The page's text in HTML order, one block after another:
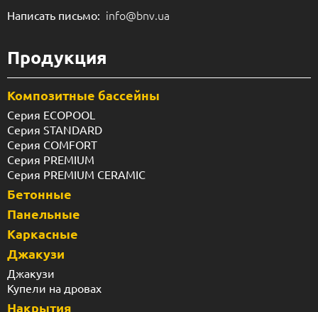
Написать письмо: info@bnv.ua
Продукция
Композитные бассейны
Серия ECOPOOL
Серия STANDARD
Серия COMFORT
Серия PREMIUM
Серия PREMIUM CERAMIC
Бетонные
Панельные
Каркасные
Джакузи
Джакузи
Купели на дровах
Накрытия